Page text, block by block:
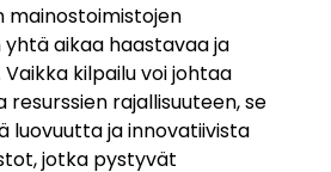
mainostoimistojen
yhtä aikaa haastavaa ja
kilpailu voi johtaa
resurssien rajallisuuteen, se
luovuutta ja innovatiivista
jotka pystyvät